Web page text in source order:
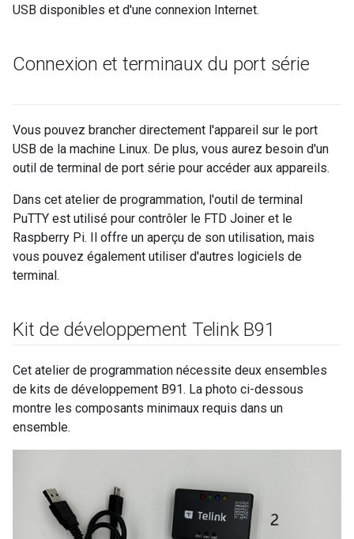
USB disponibles et d'une connexion Internet.
Connexion et terminaux du port série
Vous pouvez brancher directement l'appareil sur le port
USB de la machine Linux. De plus, vous aurez besoin d'un
outil de terminal de port série pour accéder aux appareils.
Dans cet atelier de programmation, l'outil de terminal
PuTTY est utilisé pour contrôler le FTD Joiner et le
Raspberry Pi. Il offre un aperçu de son utilisation, mais
vous pouvez également utiliser d'autres logiciels de
terminal.
Kit de développement Telink B91
Cet atelier de programmation nécessite deux ensembles
de kits de développement B91. La photo ci-dessous
montre les composants minimaux requis dans un
ensemble.